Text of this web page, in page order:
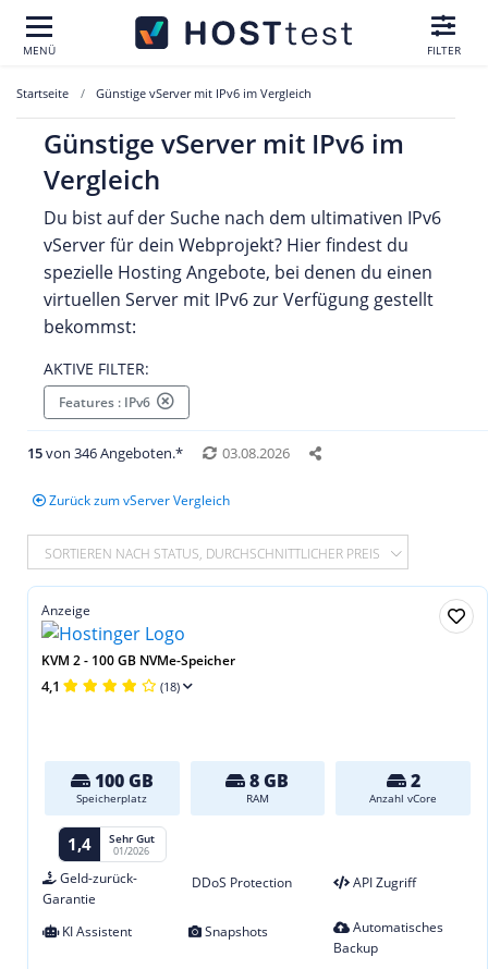
MENÜ FILTER
Startseite Günstige vServer mit IPv6 im Vergleich
Günstige vServer mit IPv6 im
Vergleich
Du bist auf der Suche nach dem ultimativen IPv6
vServer für dein Webprojekt? Hier findest du
spezielle Hosting Angebote, bei denen du einen
virtuellen Server mit IPv6 zur Verfügung gestellt
bekommst:
AKTIVE FILTER:
Features : IPv6
15von 346 Angeboten.* 03.08.2026
Zurück zum vServer Vergleich
SORTIEREN NACH STATUS, DURCHSCHNITTLICHER PREIS
Anzeige
KVM 2 - 100 GB NVMe-Speicher
4,1 (18)
100 GB
Speicherplatz
8 GB
RAM
2
Anzahl vCore
1,4 Sehr Gut
01/2026
Geld-zurück-
Garantie
DDoS Protection API Zugriff
KI Assistent Snapshots
Automatisches
Backup